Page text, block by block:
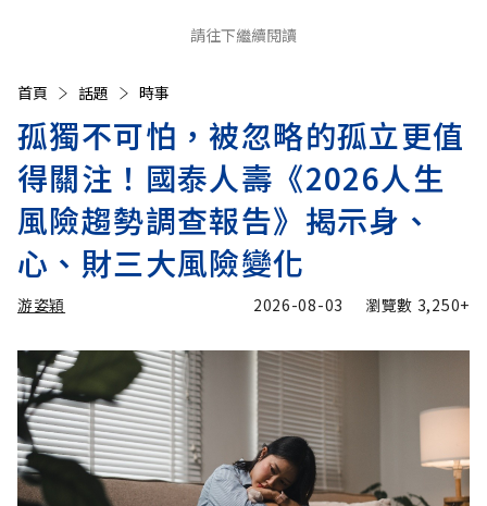
請往下繼續閱讀
首頁 話題 時事
孤獨不可怕，被忽略的孤立更值
得關注！國泰人壽《2026人生
風險趨勢調查報告》揭示身、
心、財三大風險變化
游姿穎 2026-08-03 瀏覽數 3,250+